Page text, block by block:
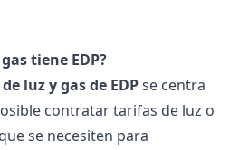
tiene EDP?
luz y gas de EDPse centra
contratar tarifas de luz o
se necesiten para